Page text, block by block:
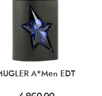
A*Men EDT